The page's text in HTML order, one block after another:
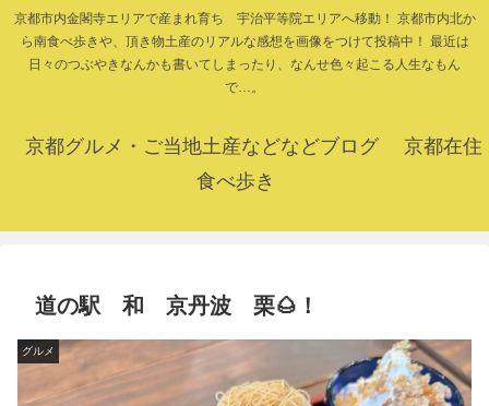
京都市内金閣寺エリアで産まれ育ち 宇治平等院エリアへ移動！ 京都市内北か
ら南食べ歩きや、頂き物土産のリアルな感想を画像をつけて投稿中！ 最近は
日々のつぶやきなんかも書いてしまったり、なんせ色々起こる人生なもん
で…。
京都グルメ・ご当地土産などなどブログ 京都在住
食べ歩き
道の駅 和 京丹波 栗🌰！
グルメ